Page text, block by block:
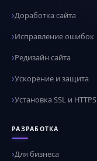
Доработка сайта
Исправление ошибок
Редизайн сайта
Ускорение и защита
Установка SSL и HTTPS
РАЗРАБОТКА
Для бизнеса